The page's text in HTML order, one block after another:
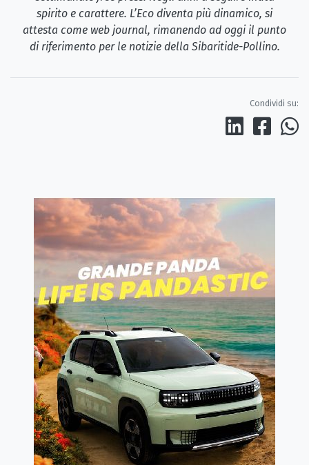
spirito e carattere. L’Eco diventa più dinamico, si
attesta come web journal, rimanendo ad oggi il punto
di riferimento per le notizie della Sibaritide-Pollino.
Condividi su: